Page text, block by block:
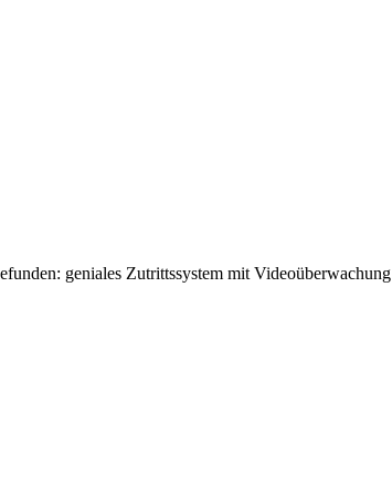
geniales Zutrittssystem mit Videoüberwachung